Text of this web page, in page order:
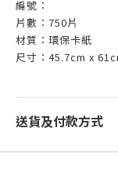
編號：
片數：750片
材質：環保卡紙
尺寸：45.7cm x
送貨及付款方式